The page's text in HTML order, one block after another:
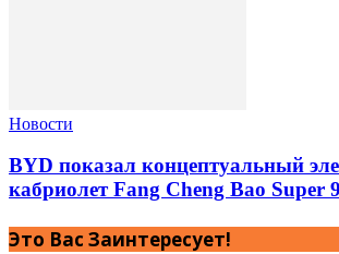
Новости
BYD показал концептуальный
кабриолет Fang Cheng Bao Super 9
Это Вас Заинтересует!